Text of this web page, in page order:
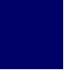
bis